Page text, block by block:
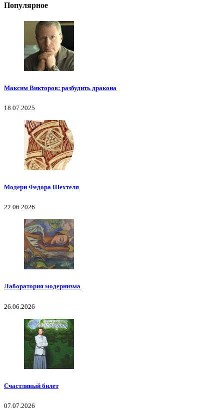
Популярное
Максим Викторов: разбудить дракона
18.07.2025
Модерн Федора Шехтеля
22.06.2026
Лаборатория модернизма
26.06.2026
Счастливый билет
07.07.2026